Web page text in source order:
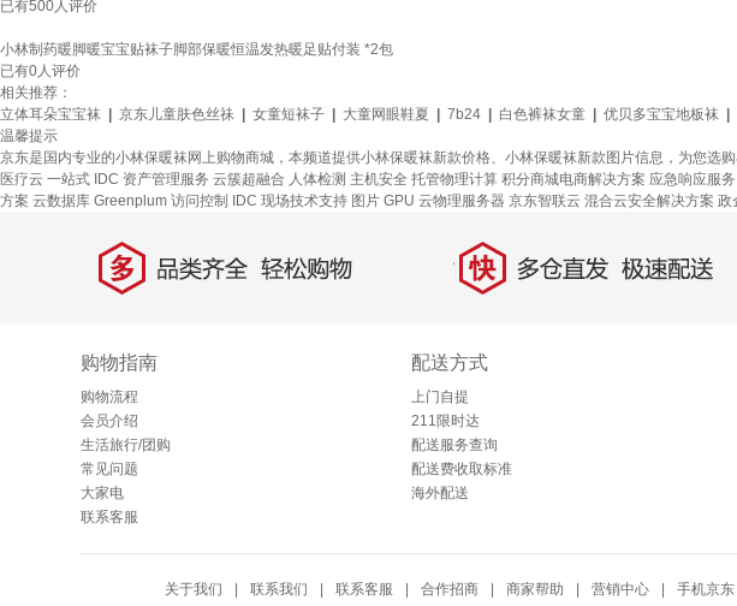
已有500人评价
小林制药暖脚暖宝宝贴袜子脚部保暖恒温发热暖足贴付装 *2包
已有0人评价
相关推荐：
立体耳朵宝宝袜
京东儿童肤色丝祙 女童短袜子 大童网眼鞋夏 7b24 白色裤袜女童 优贝多宝宝地板袜
温馨提示
京东是国内专业的小林保暖袜网上购物商城，本频道提供小林保暖袜新款价格、小林保暖袜新款图片信息，为您选
医疗云 一站式 IDC 资产管理服务 云簇超融合 人体检测 主机安全 托管物理计算 积分商城电商解决方案 应急响应服务
方案 云数据库 Greenplum 访问控制 IDC 现场技术支持 图片 GPU 云物理服务器 京东智联云 混合云安全解决方案 政
多 品类齐全，轻松购物 快 多仓直发，极速配送
购物指南
购物流程
会员介绍
生活旅行/团购
常见问题
大家电
联系客服
配送方式
上门自提
211限时达
配送服务查询
配送费收取标准
海外配送
关于我们 联系我们 联系客服 合作招商 商家帮助 营销中心 手机京东